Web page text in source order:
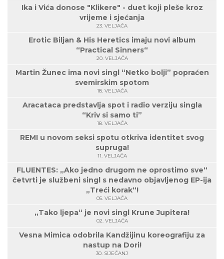
Ika i Vića donose "Klikere" - duet koji pleše kroz
vrijeme i sjećanja
23. VELJAČA
Erotic Biljan & His Heretics imaju novi album
“Practical Sinners“
20. VELJAČA
Martin Žunec ima novi singl “Netko bolji” popraćen
svemirskim spotom
18. VELJAČA
Aracataca predstavlja spot i radio verziju singla
“Kriv si samo ti”
18. VELJAČA
REMI u novom seksi spotu otkriva identitet svog
supruga!
11. VELJAČA
FLUENTES: „Ako jedno drugom ne oprostimo sve“
četvrti je službeni singl s nedavno objavljenog EP-ija
„Treći korak“!
05. VELJAČA
„Tako ljepa“ je novi singl Krune Jupitera!
02. VELJAČA
Vesna Mimica odobrila Kandžijinu koreografiju za
nastup na Dori!
30. SIJEČANJ